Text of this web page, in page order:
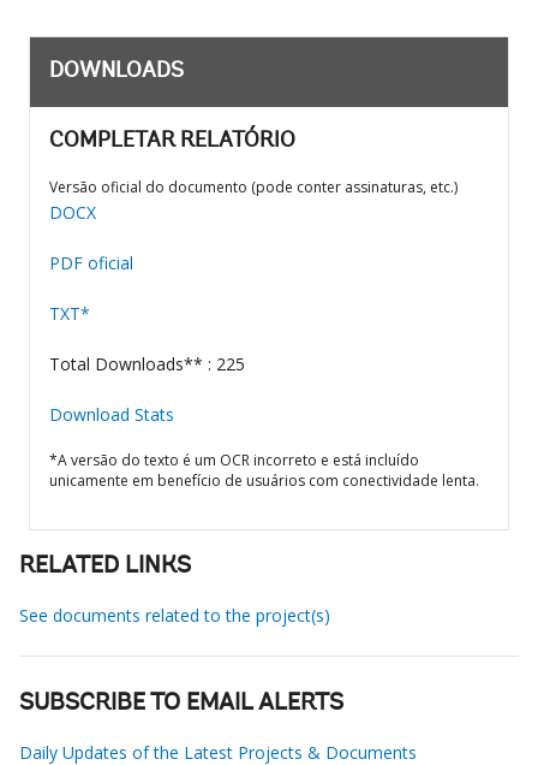
DOWNLOADS
COMPLETAR RELATÓRIO
Versão oficial do documento (pode conter assinaturas, etc.)
DOCX
PDF oficial
TXT*
Total Downloads** : 225
Download Stats
*A versão do texto é um OCR incorreto e está incluído
unicamente em benefício de usuários com conectividade lenta.
RELATED LINKS
See documents related to the project(s)
SUBSCRIBE TO EMAIL ALERTS
Daily Updates of the Latest Projects & Documents